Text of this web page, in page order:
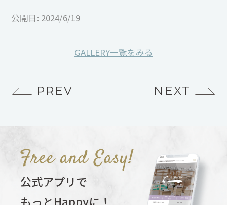
公開日: 2024/6/19
GALLERY一覧をみる
PREV NEXT
公式アプリで
もっとHappyに！